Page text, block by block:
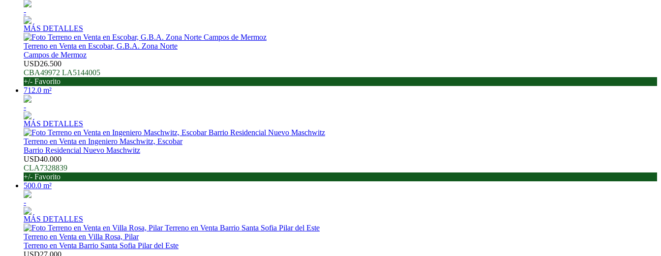
-
MÁS DETALLES
Terreno en Venta en Escobar, G.B.A. Zona Norte
Campos de Mermoz
USD26.500
CBA49972 LA5144005
+/- Favorito
712.0 m²
-
MÁS DETALLES
Terreno en Venta en Ingeniero Maschwitz, Escobar
Barrio Residencial Nuevo Maschwitz
USD40.000
CLA7328839
+/- Favorito
500.0 m²
-
MÁS DETALLES
Terreno en Venta en Villa Rosa, Pilar
Terreno en Venta Barrio Santa Sofia Pilar del Este